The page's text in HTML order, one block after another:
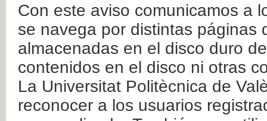
Con este aviso comunicamos a
se navega por distintas páginas
almacenadas en el disco duro
contenidos en el disco ni otras
La Universitat Politècnica de
reconocer a los usuarios